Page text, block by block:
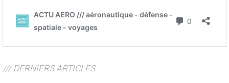
/// DERNIERS ARTICLES